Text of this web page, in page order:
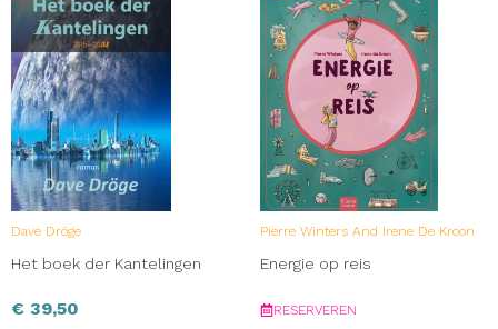
Dave Dröge
Het boek der Kantelingen
€ 39,50
Pierre Winters And Irene De Kroon
Energie op reis
RESERVEREN